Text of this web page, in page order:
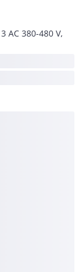
AC 380-480 V,